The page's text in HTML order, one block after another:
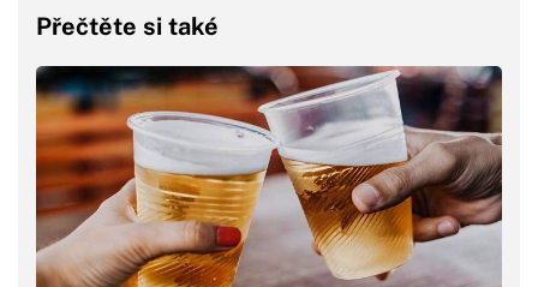
Přečtěte si také